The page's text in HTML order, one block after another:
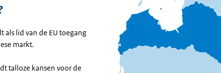
als lid van de EU toegang
markt.
talloze kansen voor de